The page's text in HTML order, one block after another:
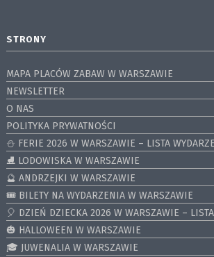
STRONY
MAPA PLACÓW ZABAW W WARSZAWIE
NEWSLETTER
O NAS
POLITYKA PRYWATNOŚCI
⛄️ FERIE 2026 W WARSZAWIE – LISTA
⛸ LODOWISKA W WARSZAWIE
🔮 ANDRZEJKI W WARSZAWIE
🎟️ BILETY NA WYDARZENIA W WARSZAWIE
🎈 DZIEŃ DZIECKA 2026 W WARSZAWIE –
🎃 HALLOWEEN W WARSZAWIE
🎓 JUWENALIA W WARSZAWIE